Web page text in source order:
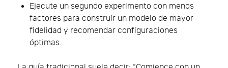
Ejecute un segundo experimento con menos
factores para construir un modelo de mayor
fidelidad y recomendar configuraciones
óptimas.